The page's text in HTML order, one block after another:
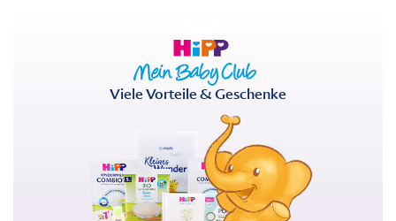
Viele Vorteile & Geschenke